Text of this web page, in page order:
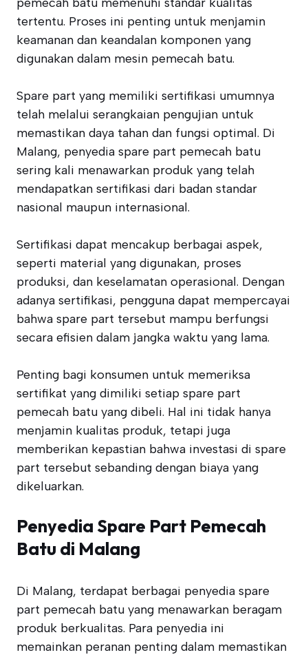
tertentu. Proses ini penting untuk menjamin
keamanan dan keandalan komponen yang
digunakan dalam mesin pemecah batu.
Spare part yang memiliki sertifikasi umumnya
telah melalui serangkaian pengujian untuk
memastikan daya tahan dan fungsi optimal. Di
Malang, penyedia spare part pemecah batu
sering kali menawarkan produk yang telah
mendapatkan sertifikasi dari badan standar
nasional maupun internasional.
Sertifikasi dapat mencakup berbagai aspek,
seperti material yang digunakan, proses
produksi, dan keselamatan operasional. Dengan
adanya sertifikasi, pengguna dapat mempercayai
bahwa spare part tersebut mampu berfungsi
secara efisien dalam jangka waktu yang lama.
Penting bagi konsumen untuk memeriksa
sertifikat yang dimiliki setiap spare part
pemecah batu yang dibeli. Hal ini tidak hanya
menjamin kualitas produk, tetapi juga
memberikan kepastian bahwa investasi di spare
part tersebut sebanding dengan biaya yang
dikeluarkan.
Penyedia Spare Part Pemecah
Batu di Malang
Di Malang, terdapat berbagai penyedia spare
part pemecah batu yang menawarkan beragam
produk berkualitas. Para penyedia ini
memainkan peranan penting dalam memastikan